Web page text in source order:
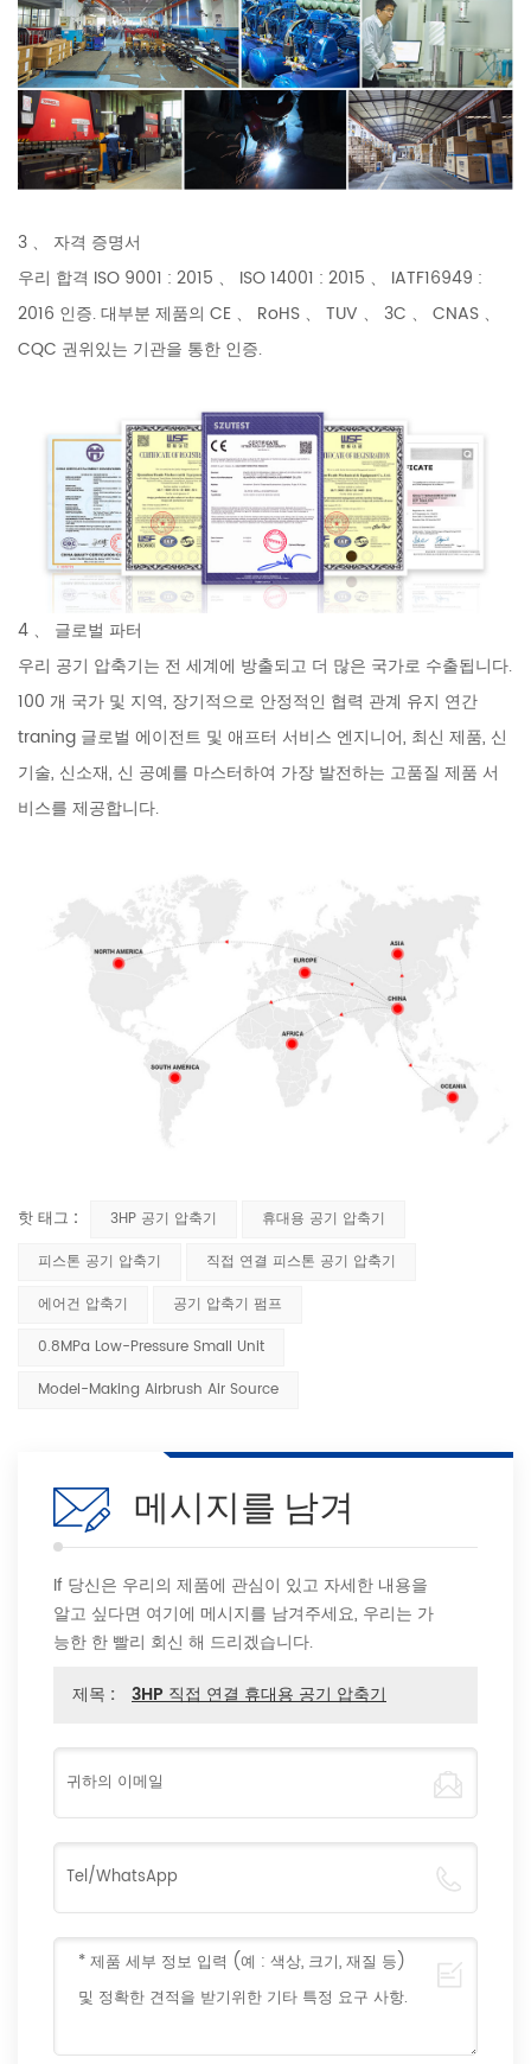
3 、 자격 증명서
우리 합격 ISO 9001 : 2015 、 ISO 14001 : 2015 、 IATF16949 :
2016 인증. 대부분 제품의 CE 、 RoHS 、 TUV 、 3C 、 CNAS 、
CQC 권위있는 기관을 통한 인증.
4 、 글로벌 파터
우리 공기 압축기는 전 세계에 방출되고 더 많은 국가로 수출됩니다.
100 개 국가 및 지역, 장기적으로 안정적인 협력 관계 유지 연간
traning 글로벌 에이전트 및 애프터 서비스 엔지니어, 최신 제품, 신
기술, 신소재, 신 공예를 마스터하여 가장 발전하는 고품질 제품 서
비스를 제공합니다.
핫 태그 : 3HP 공기 압축기
휴대용 공기 압축기
피스톤 공기 압축기
직접 연결 피스톤 공기 압축기
에어건 압축기
공기 압축기 펌프
0.8MPa Low-Pressure Small Unit
Model-Making Airbrush Air Source
메시지를 남겨
If 당신은 우리의 제품에 관심이 있고 자세한 내용을
알고 싶다면 여기에 메시지를 남겨주세요, 우리는 가
능한 한 빨리 회신 해 드리겠습니다.
제목 :
3HP 직접 연결 휴대용 공기 압축기